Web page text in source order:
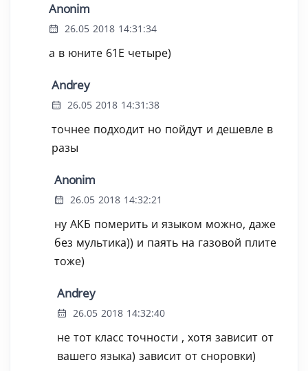
Anonim
26.05 2018 14:31:34
а в юните 61Е четыре)
Andrey
26.05 2018 14:31:38
точнее подходит но пойдут и дешевле в
разы
Anonim
26.05 2018 14:32:21
ну АКБ померить и языком можно, даже
без мультика)) и паять на газовой плите
тоже)
Andrey
26.05 2018 14:32:40
не тот класс точности , хотя зависит от
вашего языка) зависит от сноровки)